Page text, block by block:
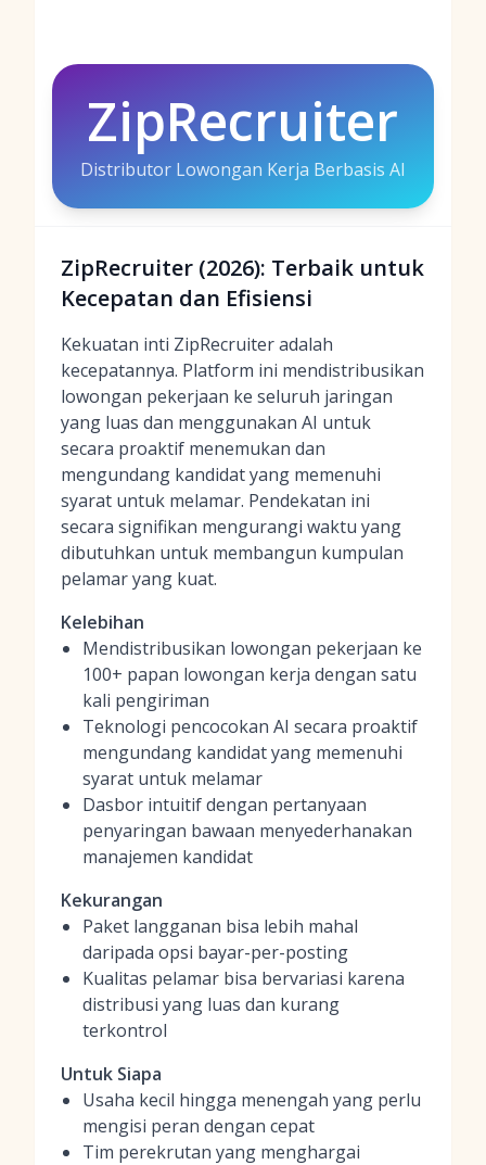
ZipRecruiter
Distributor Lowongan Kerja Berbasis AI
ZipRecruiter (2026): Terbaik untuk
Kecepatan dan Efisiensi
Kekuatan inti ZipRecruiter adalah
kecepatannya. Platform ini mendistribusikan
lowongan pekerjaan ke seluruh jaringan
yang luas dan menggunakan AI untuk
secara proaktif menemukan dan
mengundang kandidat yang memenuhi
syarat untuk melamar. Pendekatan ini
secara signifikan mengurangi waktu yang
dibutuhkan untuk membangun kumpulan
pelamar yang kuat.
Kelebihan
Mendistribusikan lowongan pekerjaan ke
100+ papan lowongan kerja dengan satu
kali pengiriman
Teknologi pencocokan AI secara proaktif
mengundang kandidat yang memenuhi
syarat untuk melamar
Dasbor intuitif dengan pertanyaan
penyaringan bawaan menyederhanakan
manajemen kandidat
Kekurangan
Paket langganan bisa lebih mahal
daripada opsi bayar-per-posting
Kualitas pelamar bisa bervariasi karena
distribusi yang luas dan kurang
terkontrol
Untuk Siapa
Usaha kecil hingga menengah yang perlu
mengisi peran dengan cepat
Tim perekrutan yang menghargai